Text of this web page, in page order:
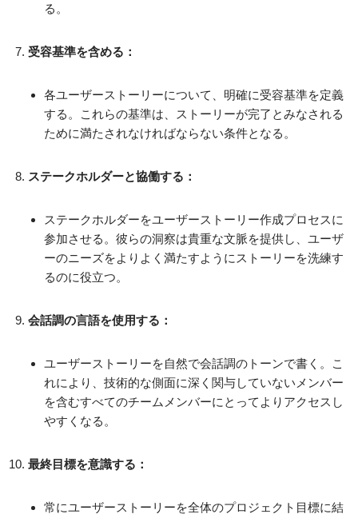
る。
受容基準を含める：
各ユーザーストーリーについて、明確に受容基準を定義
する。これらの基準は、ストーリーが完了とみなされる
ために満たされなければならない条件となる。
ステークホルダーと協働する：
ステークホルダーをユーザーストーリー作成プロセスに
参加させる。彼らの洞察は貴重な文脈を提供し、ユーザ
ーのニーズをよりよく満たすようにストーリーを洗練す
るのに役立つ。
会話調の言語を使用する：
ユーザーストーリーを自然で会話調のトーンで書く。こ
れにより、技術的な側面に深く関与していないメンバー
を含むすべてのチームメンバーにとってよりアクセスし
やすくなる。
最終目標を意識する：
常にユーザーストーリーを全体のプロジェクト目標に結